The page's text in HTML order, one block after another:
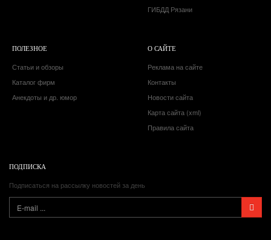
ГИБДД Рязани
ПОЛЕЗНОЕ
Статьи и обзоры
Каталог фирм
Анекдоты и др. юмор
О САЙТЕ
Реклама на сайте
Контакты
Новости сайта
Карта сайта (xml)
Правила сайта
ПОДПИСКА
Подписаться на рассылку новостей за день